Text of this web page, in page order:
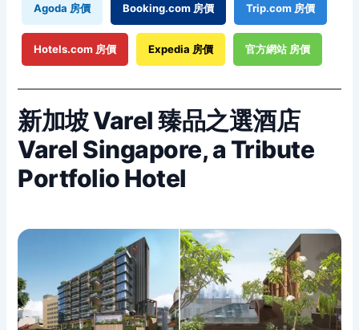
Agoda 房價 Booking.com 房價 Trip.com 房價
Hotels.com 房價 Expedia 房價 官方網站 房價
新加坡 Varel 臻品之選酒店
Varel Singapore, a Tribute
Portfolio Hotel